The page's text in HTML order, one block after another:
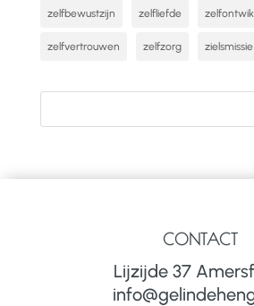
zelfbewustzijn zelfliefde
zelfvertrouwen zelfzorg zielsmissie
CONTACT
Lijzijde 37